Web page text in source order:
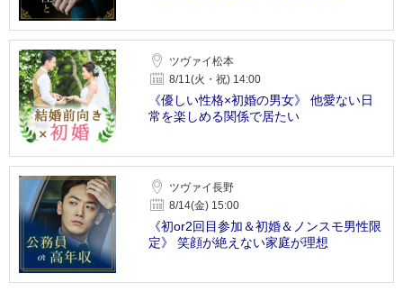
ツヴァイ松本
8/11(火・祝) 14:00
《優しい性格×初婚の男女》 他愛ない日
常を楽しめる関係で居たい
ツヴァイ長野
8/14(金) 15:00
《初or2回目参加＆初婚＆ノンスモ男性限
定》 笑顔が絶えない家庭が理想